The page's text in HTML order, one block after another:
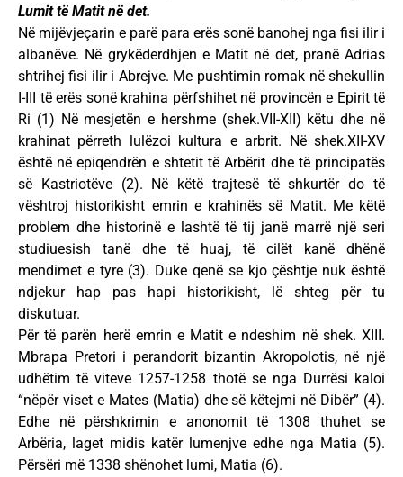
Lumit të Matit në det.
Në mijëvjeçarin e parë para erës sonë banohej nga fisi ilir i
albanëve. Në grykëderdhjen e Matit në det, pranë Adrias
shtrihej fisi ilir i Abrejve. Me pushtimin romak në shekullin
I-III të erës sonë krahina përfshihet në provincën e Epirit të
Ri (1) Në mesjetën e hershme (shek.VII-XII) këtu dhe në
krahinat përreth lulëzoi kultura e arbrit. Në shek.XII-XV
është në epiqendrën e shtetit të Arbërit dhe të principatës
së Kastriotëve (2). Në këtë trajtesë të shkurtër do të
vështroj historikisht emrin e krahinës së Matit. Me këtë
problem dhe historinë e lashtë të tij janë marrë një seri
studiuesish tanë dhe të huaj, të cilët kanë dhënë
mendimet e tyre (3). Duke qenë se kjo çështje nuk është
ndjekur hap pas hapi historikisht, lë shteg për tu
diskutuar.
Për të parën herë emrin e Matit e ndeshim në shek. XIII.
Mbrapa Pretori i perandorit bizantin Akropolotis, në një
udhëtim të viteve 1257-1258 thotë se nga Durrësi kaloi
“nëpër viset e Mates (Matia) dhe së këtejmi në Dibër” (4).
Edhe në përshkrimin e anonomit të 1308 thuhet se
Arbëria, laget midis katër lumenjve edhe nga Matia (5).
Përsëri më 1338 shënohet lumi, Matia (6).